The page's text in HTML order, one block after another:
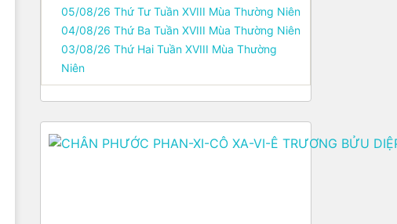
05/08/26 Thứ Tư Tuần XVIII Mùa Thường Niên
04/08/26 Thứ Ba Tuần XVIII Mùa Thường Niên
03/08/26 Thứ Hai Tuần XVIII Mùa Thường
Niên